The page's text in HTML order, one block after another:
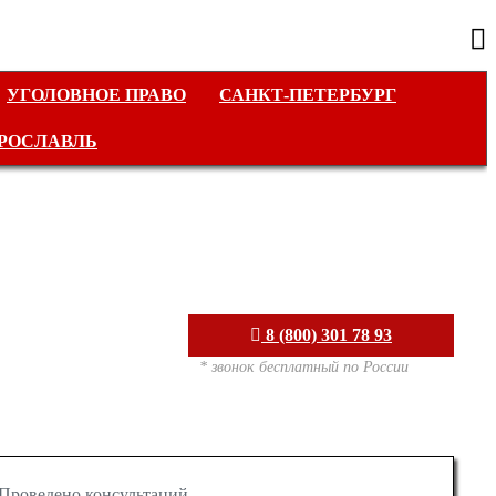
УГОЛОВНОЕ ПРАВО САНКТ-ПЕТЕРБУРГ
8 (800) 301 78 93
* звонок бесплатный по России